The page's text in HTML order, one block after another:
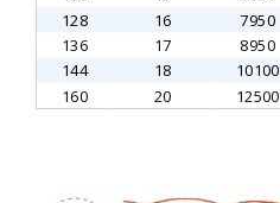
128
16 7950
136
17 8950
144
18 10100
160 20 12500